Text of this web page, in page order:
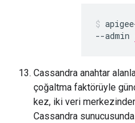
--admin
Cassandra anahtar
çoğaltma faktörüyle
kez, iki veri
Cassandra